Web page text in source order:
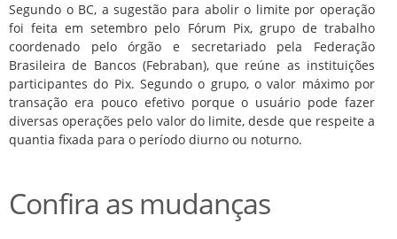
Segundo o BC, a sugestão para abolir o limite por operação
foi feita em setembro pelo Fórum Pix, grupo de trabalho
coordenado pelo órgão e secretariado pela Federação
Brasileira de Bancos (Febraban), que reúne as instituições
participantes do Pix. Segundo o grupo, o valor máximo por
transação era pouco efetivo porque o usuário pode fazer
diversas operações pelo valor do limite, desde que respeite a
quantia fixada para o período diurno ou noturno.
Confira as mudanças